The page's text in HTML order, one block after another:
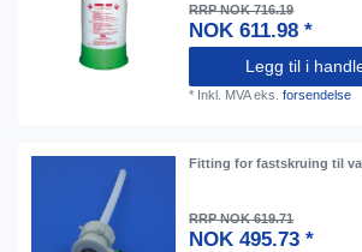
RRP NOK 716.19
NOK 611.98 *
Legg til i
* Inkl. MVAeks.forsendelse
Fitting for fastskruing til
RRP NOK 619.71
NOK 495.73 *